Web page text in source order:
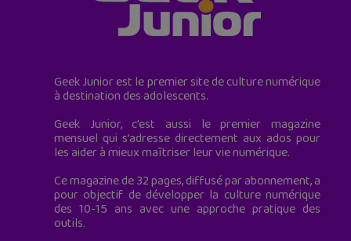
Geek Junior est le premier site de culture numérique
à destination des adolescents.
Geek Junior, c’est aussi le premier magazine
mensuel qui s’adresse directement aux ados pour
les aider à mieux maîtriser leur vie numérique.
Ce magazine de 32 pages, diffusé par abonnement, a
pour objectif de développer la culture numérique
des 10-15 ans avec une approche pratique des
outils.